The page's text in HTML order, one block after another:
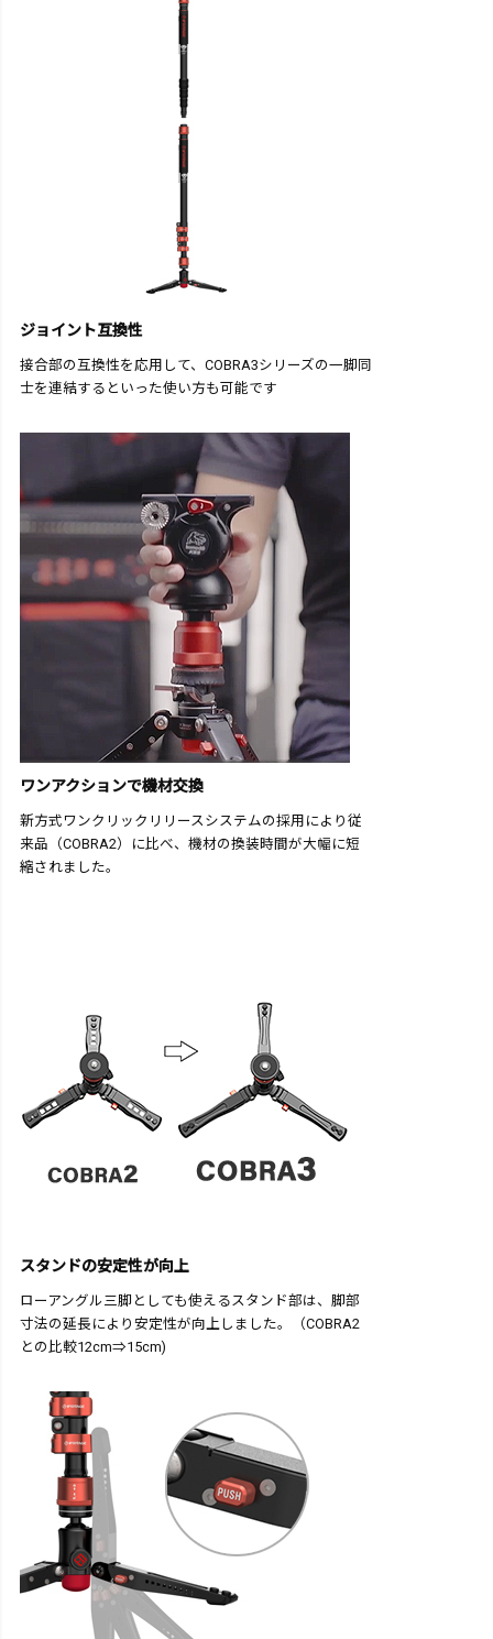
ジョイント互換性
接合部の互換性を応用して、COBRA3シリーズの一脚同
士を連結するといった使い方も可能です
ワンアクションで機材交換
新方式ワンクリックリリースシステムの採用により従
来品（COBRA2）に比べ、機材の換装時間が大幅に短
縮されました。
スタンドの安定性が向上
ローアングル三脚としても使えるスタンド部は、脚部
寸法の延長により安定性が向上しました。（COBRA2
との比較12cm⇒15cm)